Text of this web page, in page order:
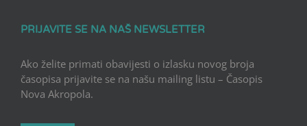
PRIJAVITE SE NA NAŠ NEWSLETTER
Ako želite primati obavijesti o izlasku novog broja
časopisa prijavite se na našu mailing listu – Časopis
Nova Akropola.